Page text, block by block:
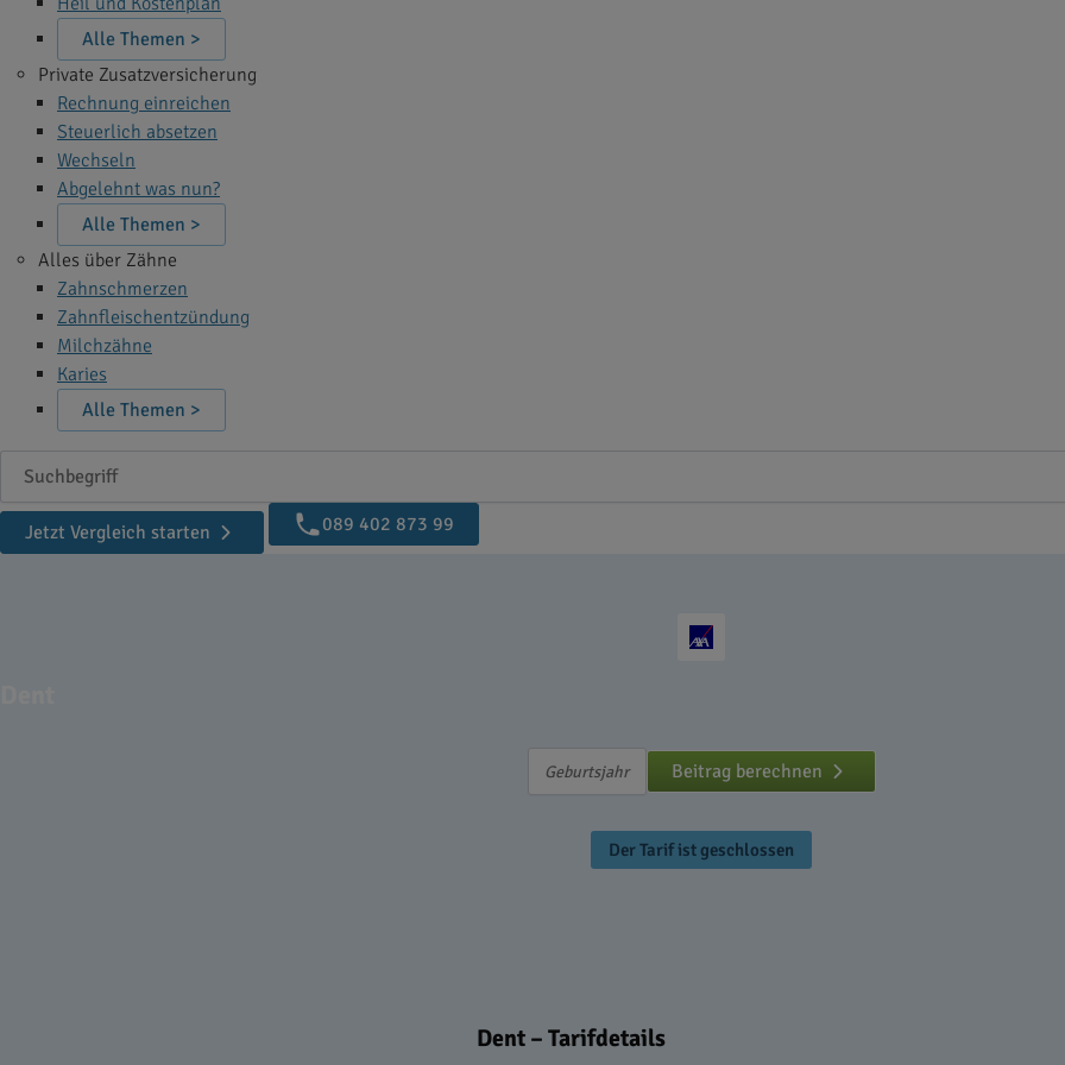
Alle Themen >
Private Zusatzversicherung
Rechnung einreichen
Steuerlich absetzen
Wechseln
Abgelehnt was nun?
Alle Themen >
Alles über Zähne
Zahnschmerzen
Zahnfleischentzündung
Milchzähne
Karies
Alle Themen >
Suchbegriff
Jetzt Vergleich starten
089 402 873 99
Beitrag berechnen
Der Tarif ist geschlossen
Dent – Tarifdetails